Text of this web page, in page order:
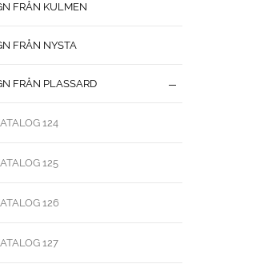
FRÅN KULMEN
FRÅN NYSTA
FRÅN PLASSARD
124
125
126
127